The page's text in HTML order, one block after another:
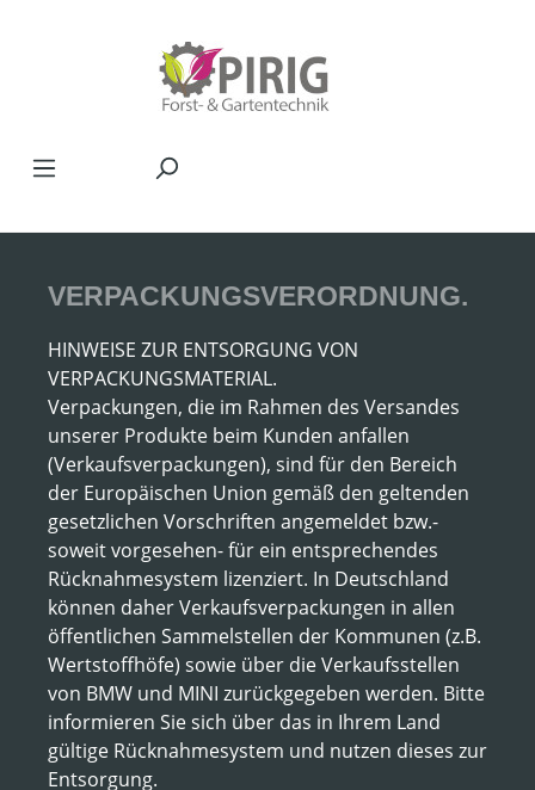
VERPACKUNGSVERORDNUNG.
HINWEISE ZUR ENTSORGUNG VON
VERPACKUNGSMATERIAL.
Verpackungen, die im Rahmen des Versandes
unserer Produkte beim Kunden anfallen
(Verkaufsverpackungen), sind für den Bereich
der Europäischen Union gemäß den geltenden
gesetzlichen Vorschriften angemeldet bzw.-
soweit vorgesehen- für ein entsprechendes
Rücknahmesystem lizenziert. In Deutschland
können daher Verkaufsverpackungen in allen
öffentlichen Sammelstellen der Kommunen (z.B.
Wertstoffhöfe) sowie über die Verkaufsstellen
von BMW und MINI zurückgegeben werden. Bitte
informieren Sie sich über das in Ihrem Land
gültige Rücknahmesystem und nutzen dieses zur
Entsorgung.